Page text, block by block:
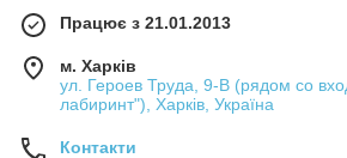
Працює з 21.01.2013
м. Харків
ул. Героев Труда, 9-В (рядом со
лабиринт"), Харків, Україна
Контакти